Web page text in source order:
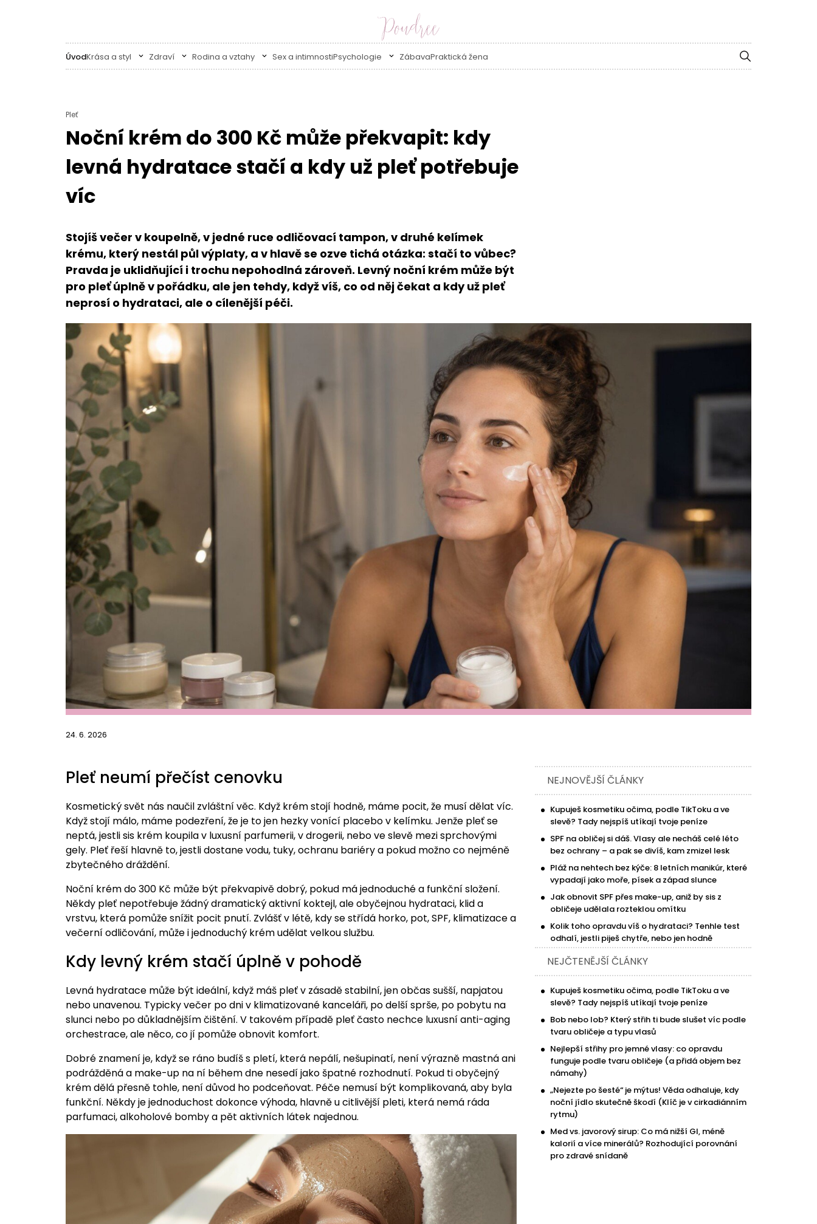
ÚvodKrása a styl Zdraví Rodina a vztahy Sex a intimnostiPsychologie ZábavaPraktická žena
Pleť
Noční krém do 300 Kč může překvapit: kdy
levná hydratace stačí a kdy už pleť potřebuje
víc
Stojíš večer v koupelně, v jedné ruce odličovací tampon, v druhé kelímek
krému, který nestál půl výplaty, a v hlavě se ozve tichá otázka: stačí to vůbec?
Pravda je uklidňující i trochu nepohodlná zároveň. Levný noční krém může být
pro pleť úplně v pořádku, ale jen tehdy, když víš, co od něj čekat a kdy už pleť
neprosí o hydrataci, ale o cílenější péči.
24. 6. 2026
Pleť neumí přečíst cenovku
Kosmetický svět nás naučil zvláštní věc. Když krém stojí hodně, máme pocit, že musí dělat víc.
Když stojí málo, máme podezření, že je to jen hezky vonící placebo v kelímku. Jenže pleť se
neptá, jestli sis krém koupila v luxusní parfumerii, v drogerii, nebo ve slevě mezi sprchovými
gely. Pleť řeší hlavně to, jestli dostane vodu, tuky, ochranu bariéry a pokud možno co nejméně
zbytečného dráždění.
Noční krém do 300 Kč může být překvapivě dobrý, pokud má jednoduché a funkční složení.
Někdy pleť nepotřebuje žádný dramatický aktivní koktejl, ale obyčejnou hydrataci, klid a
vrstvu, která pomůže snížit pocit pnutí. Zvlášť v létě, kdy se střídá horko, pot, SPF, klimatizace a
večerní odličování, může i jednoduchý krém udělat velkou službu.
Kdy levný krém stačí úplně v pohodě
Levná hydratace může být ideální, když máš pleť v zásadě stabilní, jen občas sušší, napjatou
nebo unavenou. Typicky večer po dni v klimatizované kanceláři, po delší sprše, po pobytu na
slunci nebo po důkladnějším čištění. V takovém případě pleť často nechce luxusní anti-aging
orchestrace, ale něco, co jí pomůže obnovit komfort.
Dobré znamení je, když se ráno budíš s pletí, která nepálí, nešupinatí, není výrazně mastná ani
podrážděná a make-up na ní během dne nesedí jako špatné rozhodnutí. Pokud ti obyčejný
krém dělá přesně tohle, není důvod ho podceňovat. Péče nemusí být komplikovaná, aby byla
funkční. Někdy je jednoduchost dokonce výhoda, hlavně u citlivější pleti, která nemá ráda
parfumaci, alkoholové bomby a pět aktivních látek najednou.
NEJNOVĚJŠÍ ČLÁNKY
Kupuješ kosmetiku očima, podle TikToku a ve
slevě? Tady nejspíš utíkají tvoje peníze
SPF na obličej si dáš. Vlasy ale necháš celé léto
bez ochrany – a pak se divíš, kam zmizel lesk
Pláž na nehtech bez kýče: 8 letních manikúr, které
vypadají jako moře, písek a západ slunce
Jak obnovit SPF přes make-up, aniž by sis z
obličeje udělala rozteklou omítku
Kolik toho opravdu víš o hydrataci? Tenhle test
odhalí, jestli piješ chytře, nebo jen hodně
NEJČTENĚJŠÍ ČLÁNKY
Kupuješ kosmetiku očima, podle TikToku a ve
slevě? Tady nejspíš utíkají tvoje peníze
Bob nebo lob? Který střih ti bude slušet víc podle
tvaru obličeje a typu vlasů
Nejlepší střihy pro jemné vlasy: co opravdu
funguje podle tvaru obličeje (a přidá objem bez
námahy)
„Nejezte po šesté“ je mýtus! Věda odhaluje, kdy
noční jídlo skutečně škodí (Klíč je v cirkadiánním
rytmu)
Med vs. javorový sirup: Co má nižší GI, méně
kalorií a více minerálů? Rozhodující porovnání
pro zdravé snídaně